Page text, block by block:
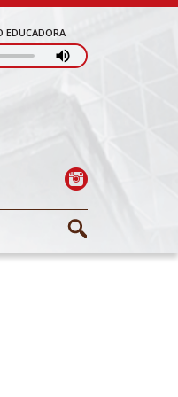
EDUCADORA